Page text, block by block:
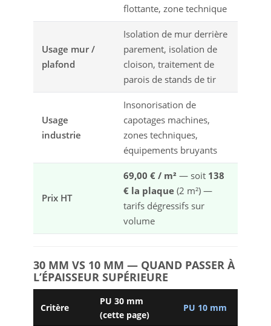
flottante, zone technique
Usage mur /
plafond
Isolation de mur derrière
parement, isolation de
cloison, traitement de
parois de stands de tir
Usage
industrie
Insonorisation de
capotages machines,
zones techniques,
équipements bruyants
Prix HT
69,00 € / m² — soit 138
€ la plaque (2 m²) —
tarifs dégressifs sur
volume
30 MM VS 10 MM — QUAND PASSER À
L’ÉPAISSEUR SUPÉRIEURE
Critère
PU 30 mm
(cette page)
PU 10 mm